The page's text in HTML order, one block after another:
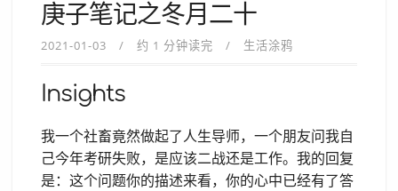
庚子笔记之冬月二十
2021-01-03 约 1 分钟读完 生活涂鸦
Insights
我一个社畜竟然做起了人生导师，一个朋友问我自
己今年考研失败，是应该二战还是工作。我的回复
是：这个问题你的描述来看，你的心中已经有了答